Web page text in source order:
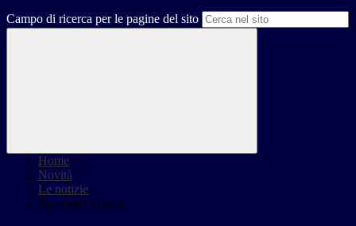
Campo di ricerca per le pagine del sito
Home >
Novità >
Le notizie >
Pacchetto Scuola